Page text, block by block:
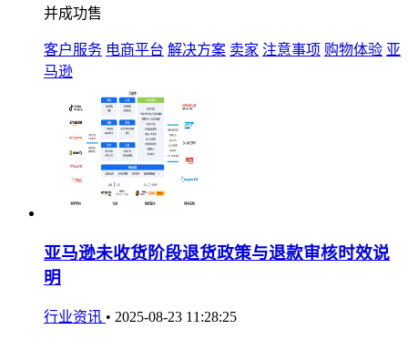
并成功售
客户服务 电商平台 解决方案 卖家 注意事项 购物体验 亚
马逊
亚马逊未收货阶段退货政策与退款审核时效说
明
行业资讯 • 2025-08-23 11:28:25